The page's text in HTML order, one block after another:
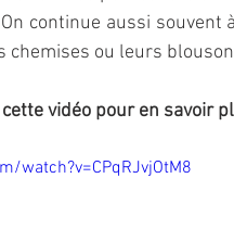
continue aussi
chemises ou leurs
vidéo pour en savoir
watch?v=CPqRJvjOtM8